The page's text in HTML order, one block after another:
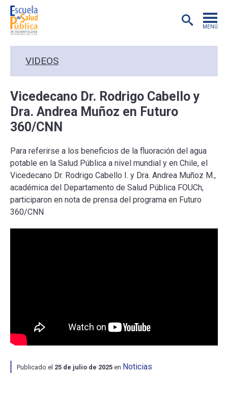
MENÚ
EXTENSIÓN
PUBLICACIONES
VIDEOS
Vicedecano Dr. Rodrigo Cabello y
Dra. Andrea Muñoz en Futuro
360/CNN
Para referirse a los beneficios de la fluoración del agua
potable en la Salud Pública a nivel mundial y en Chile, el
Vicedecano Dr. Rodrigo Cabello I. y Dra. Andrea Muñoz M.,
académica del Departamento de Salud Pública FOUCh,
participaron en nota de prensa del programa en Futuro
360/CNN
Publicado el 25 de julio de 2025 en Noticias